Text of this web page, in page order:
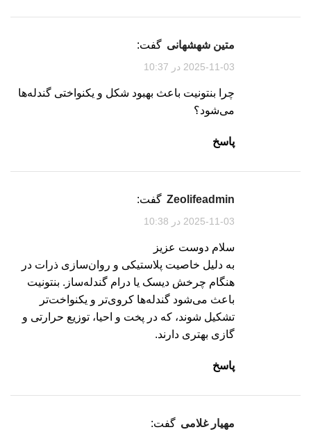
متین شهشهانی گفت:
2025-11-03 در 10:37
چرا بنتونیت باعث بهبود شکل و یکنواختی گندله‌ها
می‌شود؟
پاسخ
zeolifeadmin گفت:
2025-11-03 در 10:38
سلام دوست عزیز
به دلیل خاصیت پلاستیکی و روان‌سازی ذرات در
هنگام چرخش دیسک یا درام گندله‌ساز. بنتونیت
باعث می‌شود گندله‌ها کروی‌تر و یکنواخت‌تر
تشکیل شوند، که در پخت و احیا، توزیع حرارتی و
گازی بهتری دارند.
پاسخ
مهیار غلامی گفت: